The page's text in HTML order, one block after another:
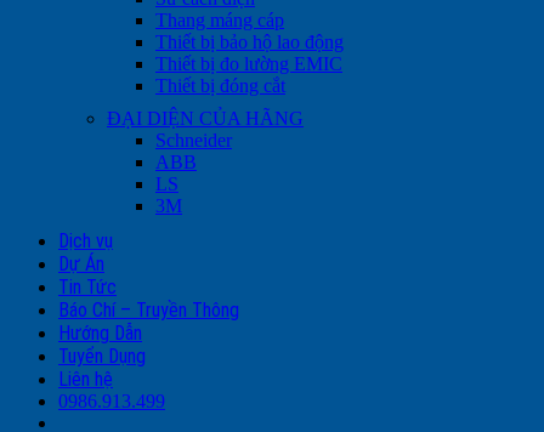
Thang máng cáp
Thiết bị bảo hộ lao động
Thiết bị đo lường EMIC
Thiết bị đóng cắt
ĐẠI DIỆN CỦA HÃNG
Schneider
ABB
LS
3M
Dịch vụ
Dự Án
Tin Tức
Báo Chí – Truyền Thông
Hướng Dẫn
Tuyển Dụng
Liên hệ
0986.913.499